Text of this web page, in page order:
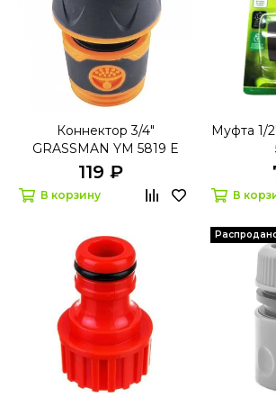
Коннектор 3/4"
GRASSMAN YM 5819 E
119 ₽
В корзину
Муфта 1/
В